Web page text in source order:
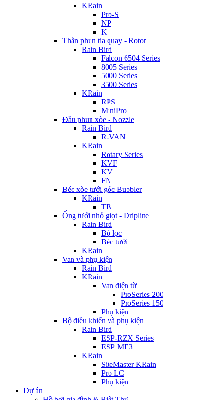
KRain
Pro-S
NP
K
Thân phun tia quay - Rotor
Rain Bird
Falcon 6504 Series
8005 Series
5000 Series
3500 Series
KRain
RPS
MiniPro
Đầu phun xòe - Nozzle
Rain Bird
R-VAN
KRain
Rotary Series
KVF
KV
FN
Béc xòe tưới góc Bubbler
KRain
TB
Ống tưới nhỏ giọt - Dripline
Rain Bird
Bộ lọc
Béc tưới
KRain
Van và phụ kiện
Rain Bird
KRain
Van điện từ
ProSeries 200
ProSeries 150
Phụ kiện
Bộ điều khiển và phụ kiện
Rain Bird
ESP-RZX Series
ESP-ME3
KRain
SiteMaster KRain
Pro LC
Phụ kiện
Dự án